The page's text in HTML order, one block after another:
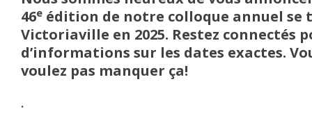
46e édition de notre colloque annuel se
Victoriaville en 2025. Restez connectés
d’informations sur les dates exactes.
voulez pas manquer ça!
.